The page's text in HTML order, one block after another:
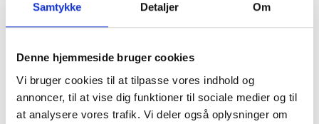
Samtykke Detaljer Om
Denne hjemmeside bruger cookies
Vi bruger cookies til at tilpasse vores indhold og
annoncer, til at vise dig funktioner til sociale medier og til
at analysere vores trafik. Vi deler også oplysninger om
Relateret indhold Viden
Nye krav om fjernaflæste målere – alle
ejendomme skal være klar senest 1. januar
2027